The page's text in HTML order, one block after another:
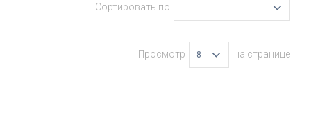
Сортировать по --
Просмотр 8 на странице